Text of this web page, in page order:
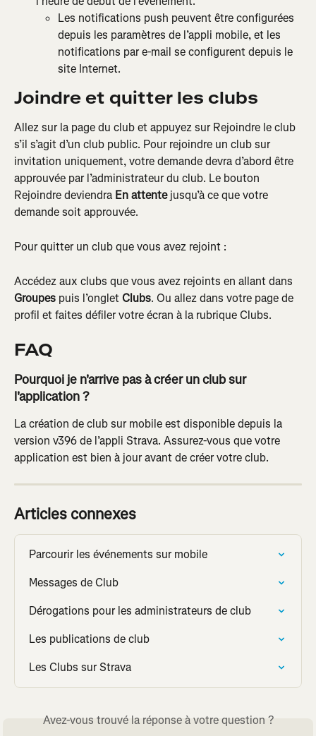
Les notifications push peuvent être configurées
depuis les paramètres de l’appli mobile, et les
notifications par e-mail se configurent depuis le
site Internet.
Joindre et quitter les clubs
Allez sur la page du club et appuyez sur Rejoindre le club
s’il s’agit d’un club public. Pour rejoindre un club sur
invitation uniquement, votre demande devra d’abord être
approuvée par l’administrateur du club. Le bouton
Rejoindre deviendra En attente jusqu’à ce que votre
demande soit approuvée.
Pour quitter un club que vous avez rejoint :
Accédez aux clubs que vous avez rejoints en allant dans
Groupes puis l’onglet Clubs. Ou allez dans votre page de
profil et faites défiler votre écran à la rubrique Clubs.
FAQ
Pourquoi je n'arrive pas à créer un club sur
l'application ?
La création de club sur mobile est disponible depuis la
version v396 de l’appli Strava. Assurez-vous que votre
application est bien à jour avant de créer votre club.
Articles connexes
Parcourir les événements sur mobile
Messages de Club
Dérogations pour les administrateurs de club
Les publications de club
Les Clubs sur Strava
Avez-vous trouvé la réponse à votre question ?